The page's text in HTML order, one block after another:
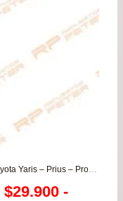
PROMO RP – Bobina de encendido para Toyota Yaris – Prius – Probox – Funcargo
$29.900 -